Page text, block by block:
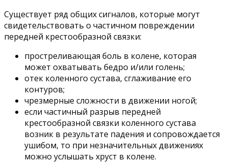
Существует ряд общих сигналов, которые могут
свидетельствовать о частичном повреждении
передней крестообразной связки:
простреливающая боль в колене, которая
может охватывать бедро и/или голень;
отек коленного сустава, сглаживание его
контуров;
чрезмерные сложности в движении ногой;
если частичный разрыв передней
крестообразной связки коленного сустава
возник в результате падения и сопровождается
ушибом, то при незначительных движениях
можно услышать хруст в колене.